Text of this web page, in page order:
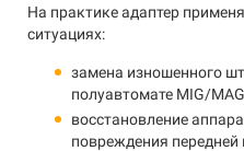
На практике адаптер
ситуациях:
замена изношенного
полуавтомате MIG/
восстановление
повреждения передней